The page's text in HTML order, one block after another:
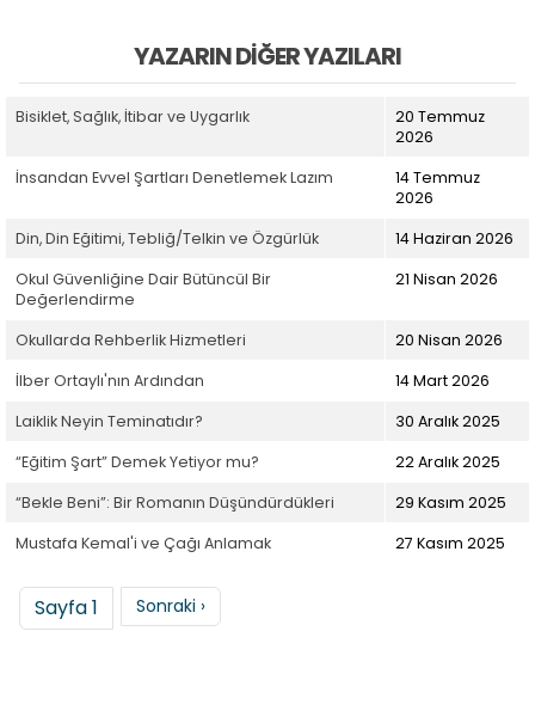
YAZARIN DIĞER YAZILARI
Bisiklet, Sağlık, İtibar ve Uygarlık
20 Temmuz
2026
İnsandan Evvel Şartları Denetlemek Lazım
14 Temmuz
2026
Din, Din Eğitimi, Tebliğ/Telkin ve Özgürlük
14 Haziran 2026
Okul Güvenliğine Dair Bütüncül Bir
Değerlendirme
21 Nisan 2026
Okullarda Rehberlik Hizmetleri
20 Nisan 2026
İlber Ortaylı'nın Ardından
14 Mart 2026
Laiklik Neyin Teminatıdır?
30 Aralık 2025
“Eğitim Şart” Demek Yetiyor mu?
22 Aralık 2025
“Bekle Beni”: Bir Romanın Düşündürdükleri
29 Kasım 2025
Mustafa Kemal'i ve Çağı Anlamak
27 Kasım 2025
Sayfalama
Sayfa 1 Sonraki sayfa
Sonraki ›